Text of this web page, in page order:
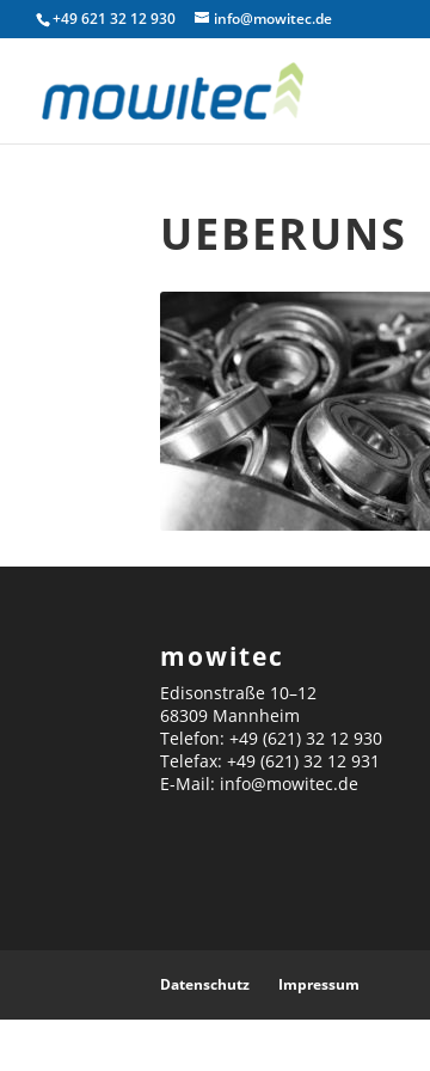
+49 621 32 12 930 info@mowitec.de
UEBERUNS
mowitec
Edisonstraße 10–12
68309 Mannheim
Telefon: +49 (621) 32 12 930
Telefax: +49 (621) 32 12 931
E-Mail: info@mowitec.de
Datenschutz Impressum